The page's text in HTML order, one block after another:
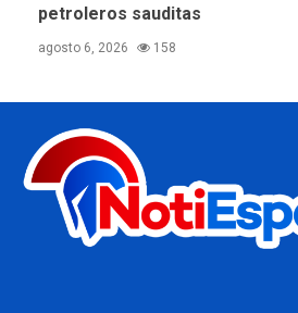
petroleros sauditas
agosto 6, 2026 158